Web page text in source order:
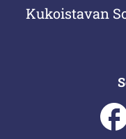
Kukoistavan